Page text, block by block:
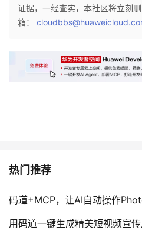
证据，一经查实，本社区将立刻
箱：
热门推荐
码道+MCP，让AI自动操作
用码道一键生成精美短视频宣